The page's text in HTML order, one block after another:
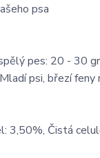
psa
pes: 20 - 30
psi, březí
3,50%, Čistá